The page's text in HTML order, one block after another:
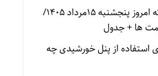
قیمت طلا و سکه امروز پنجشنبه 15مرداد 1405/
ها + جدول
استفاده از پنل خورشیدی چه